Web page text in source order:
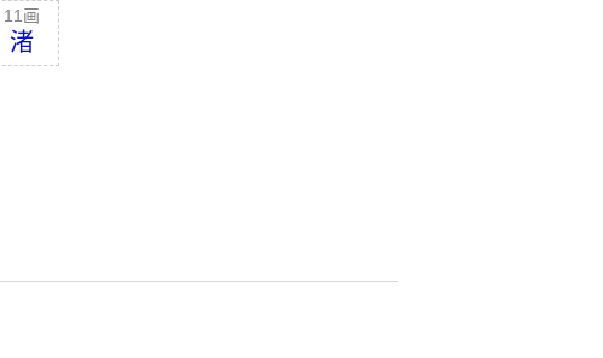
11画
渚